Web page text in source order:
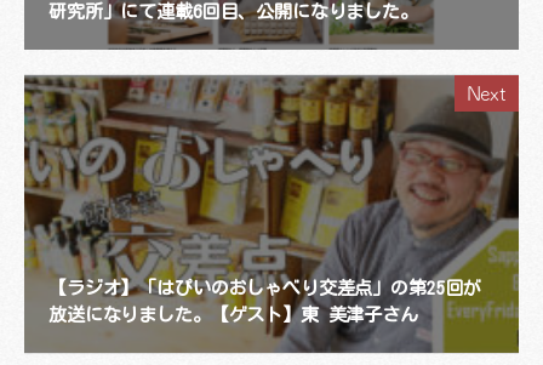
研究所」にて連載6回目、公開になりました。
Next
【ラジオ】「はぴいのおしゃべり交差点」の第25回が
放送になりました。【ゲスト】東 美津子さん